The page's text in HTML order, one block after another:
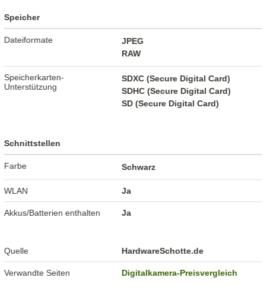
Speicher
Dateiformate
JPEG
RAW
Speicherkarten-
Unterstützung
SDXC (Secure Digital Card)
SDHC (Secure Digital Card)
SD (Secure Digital Card)
Schnittstellen
Farbe Schwarz
WLAN Ja
Akkus/Batterien enthalten Ja
Quelle HardwareSchotte.de
Verwandte Seiten Digitalkamera-Preisvergleich